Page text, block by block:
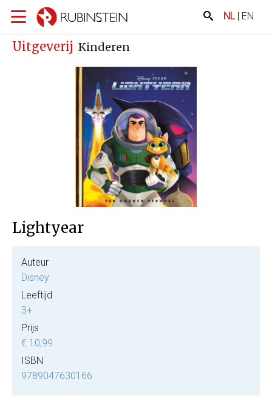
NL| EN
Uitgeverij Kinderen
Lightyear
Auteur
Disney
Leeftijd
3+
Prijs
€ 10,99
ISBN
9789047630166